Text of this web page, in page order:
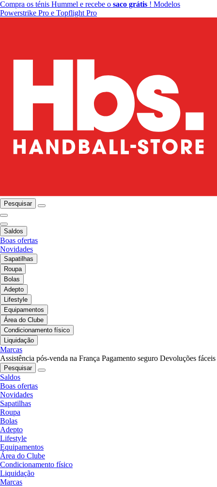
Compra os ténis Hummel e recebe o saco grátis ! Modelos
Powerstrike Pro e Topflight Pro
Pesquisar
Saldos
Boas ofertas
Novidades
Sapatilhas
Roupa
Bolas
Adepto
Lifestyle
Equipamentos
Área do Clube
Condicionamento físico
Liquidação
Marcas
Assistência pós-venda na França Pagamento seguro Devoluções fáceis
Pesquisar
Saldos
Boas ofertas
Novidades
Sapatilhas
Roupa
Bolas
Adepto
Lifestyle
Equipamentos
Área do Clube
Condicionamento físico
Liquidação
Marcas